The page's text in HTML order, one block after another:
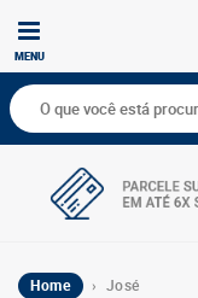
MENU
Home › José